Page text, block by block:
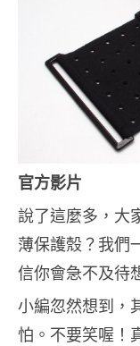
官方影片
說了這麼多，大
薄保護殼？我們
信你會急不及待
小編忽然想到，
怕。不要笑喔！